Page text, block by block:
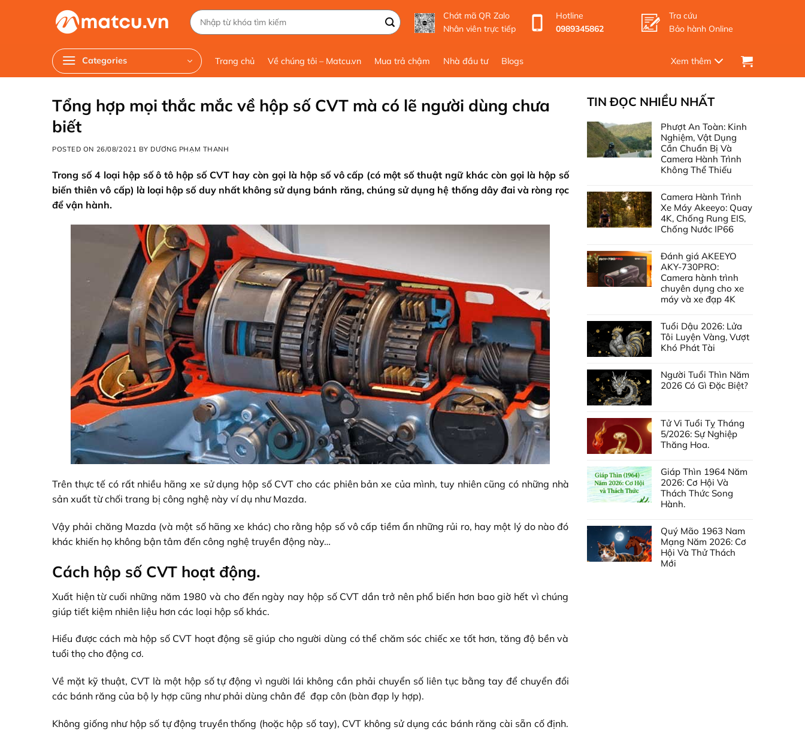
Tìm
kiếm:
Chát mã QR Zalo
Nhân viên trực tiếp
Hotline
0989345862
Tra cứu
Bảo hành Online
Categories Trang chủ Về chúng tôi – Matcu.vn Mua trả chậm Nhà đầu tư Blogs
Tổng hợp mọi thắc mắc về hộp số CVT mà có lẽ người dùng chưa
biết
POSTED ON 26/08/2021 BY DƯƠNG PHẠM THANH
Trong số 4 loại hộp số ô tô hộp số CVT hay còn gọi là hộp số vô cấp (có một số thuật ngữ khác còn gọi là hộp số
biến thiên vô cấp) là loại hộp số duy nhất không sử dụng bánh răng, chúng sử dụng hệ thống dây đai và ròng rọc
để vận hành.
Trên thực tế có rất nhiều hãng xe sử dụng hộp số CVT cho các phiên bản xe của mình, tuy nhiên cũng có những nhà
sản xuất từ chối trang bị công nghệ này ví dụ như Mazda.
Vậy phải chăng Mazda (và một số hãng xe khác) cho rằng hộp số vô cấp tiềm ẩn những rủi ro, hay một lý do nào đó
khác khiến họ không bận tâm đến công nghệ truyền động này…
Cách hộp số CVT hoạt động.
Xuất hiện từ cuối những năm 1980 và cho đến ngày nay hộp số CVT dần trở nên phổ biến hơn bao giờ hết vì chúng
giúp tiết kiệm nhiên liệu hơn các loại hộp số khác.
Hiểu được cách mà hộp số CVT hoạt động sẽ giúp cho người dùng có thể chăm sóc chiếc xe tốt hơn, tăng độ bền và
tuổi thọ cho động cơ.
Về mặt kỹ thuật, CVT là một hộp số tự động vì người lái không cần phải chuyển số liên tục bằng tay để chuyển đổi
các bánh răng của bộ ly hợp cũng như phải dùng chân để đạp côn (bàn đạp ly hợp).
Không giống như hộp số tự động truyền thống (hoặc hộp số tay), CVT không sử dụng các bánh răng cài sẵn cố định.
TIN ĐỌC NHIỀU NHẤT
Phượt An Toàn: Kinh
Nghiệm, Vật Dụng
Cần Chuẩn Bị Và
Camera Hành Trình
Không Thể Thiếu
Camera Hành Trình
Xe Máy Akeeyo: Quay
4K, Chống Rung EIS,
Chống Nước IP66
Đánh giá AKEEYO
AKY-730PRO:
Camera hành trình
chuyên dụng cho xe
máy và xe đạp 4K
Tuổi Dậu 2026: Lửa
Tôi Luyện Vàng, Vượt
Khó Phát Tài
Người Tuổi Thìn Năm
2026 Có Gì Đặc Biệt?
Tử Vi Tuổi Tỵ Tháng
5/2026: Sự Nghiệp
Thăng Hoa.
Giáp Thìn 1964 Năm
2026: Cơ Hội Và
Thách Thức Song
Hành.
Quý Mão 1963 Nam
Mạng Năm 2026: Cơ
Hội Và Thử Thách
Mới